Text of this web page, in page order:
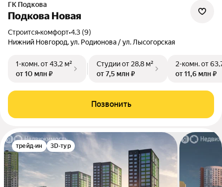
ГК Подкова
Подкова Новая
Строится•комфорт•4.3 (9)
Нижний Новгород, ул. Родионова / ул. Лысогорская
1-комн.от 43,2 м²
от 10 млн ₽
Студииот 28,8 м²
от 7,5 млн ₽
2-комн.от
от 11,6 млн ₽
Позвонить
трейд-ин 3D-тур